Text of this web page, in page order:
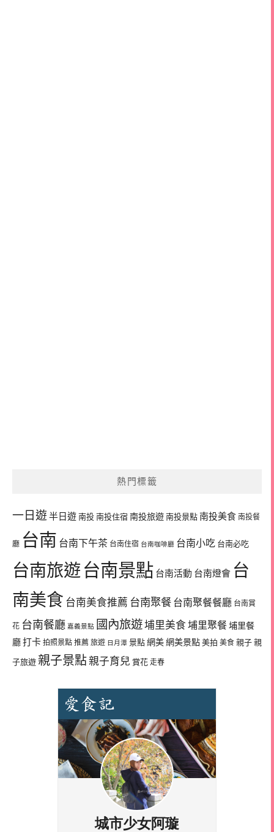
熱門標籤
一日遊半日遊 南投 南投住宿 南投旅遊 南投景點 南投美食 南投餐
廳 台南 台南下午茶 台南住宿 台南咖啡廳 台南小吃 台南必吃
台南旅遊 台南景點 台南活動 台南燈會 台
南美食 台南美食推薦 台南聚餐 台南聚餐餐廳 台南賞
花 台南餐廳 嘉義景點 國內旅遊埔里美食 埔里聚餐埔里餐
廳打卡 拍照景點 推薦 旅遊 日月潭 景點 網美網美景點 美拍 美食 親子 親
子旅遊 親子景點親子育兒 賞花 走春